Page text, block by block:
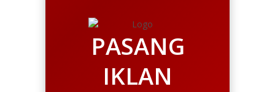
PASANG
IKLAN